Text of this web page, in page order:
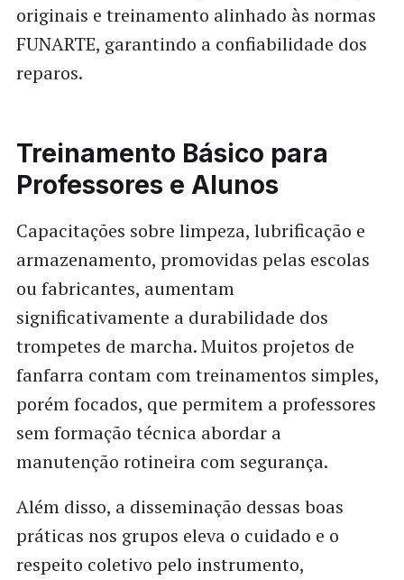
originais e treinamento alinhado às normas
FUNARTE, garantindo a confiabilidade dos
reparos.
Treinamento Básico para
Professores e Alunos
Capacitações sobre limpeza, lubrificação e
armazenamento, promovidas pelas escolas
ou fabricantes, aumentam
significativamente a durabilidade dos
trompetes de marcha. Muitos projetos de
fanfarra contam com treinamentos simples,
porém focados, que permitem a professores
sem formação técnica abordar a
manutenção rotineira com segurança.
Além disso, a disseminação dessas boas
práticas nos grupos eleva o cuidado e o
respeito coletivo pelo instrumento,